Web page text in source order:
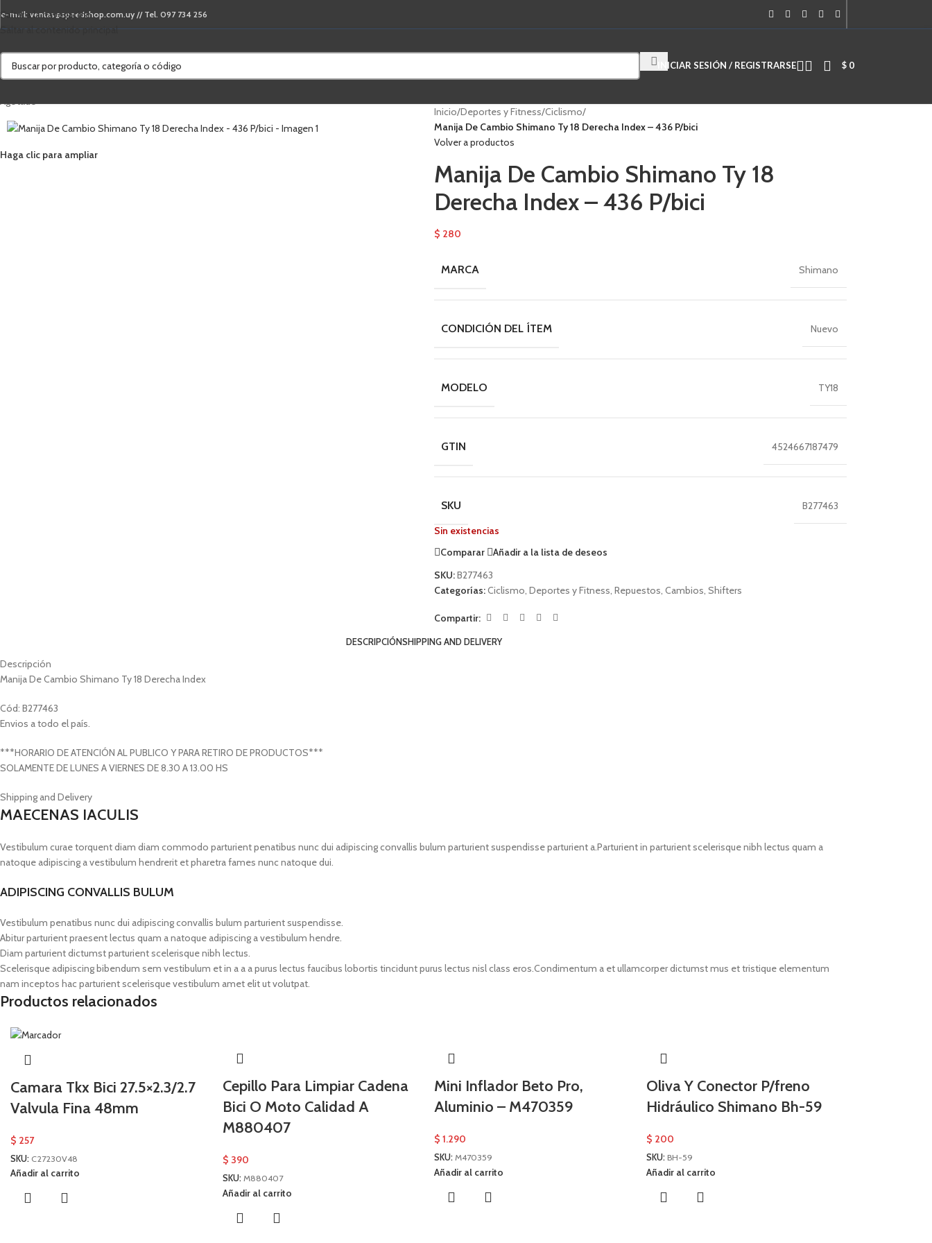
Saltar a la navegación
Saltar al contenido principal
e-mail: ventas@speedshop.com.uy // Tel. 097 734 256
Cuando hay resultados autocompletados, puedes utilizar las
INICIAR SESIÓN / REGISTRARSE $ 0
Agotado
Haga clic para ampliar
Inicio/Deportes y Fitness/Ciclismo/
Manija De Cambio Shimano Ty 18 Derecha Index – 436 P/bici
Volver a productos
Manija De Cambio Shimano Ty 18
Derecha Index – 436 P/bici
$ 280
MARCA Shimano
CONDICIÓN DEL ÍTEM Nuevo
MODELO TY18
GTIN 4524667187479
SKU
B277463
Sin existencias
Comparar
Añadir a la lista de deseos
SKU:B277463
Categorías:Ciclismo, Deportes y Fitness, Repuestos, Cambios, Shifters
Compartir:
DESCRIPCIÓNSHIPPING AND DELIVERY
Descripción
Manija De Cambio Shimano Ty 18 Derecha Index
Cód: B277463
Envios a todo el país.
***HORARIO DE ATENCIÓN AL PUBLICO Y PARA RETIRO DE PRODUCTOS***
SOLAMENTE DE LUNES A VIERNES DE 8.30 A 13.00 HS
Shipping and Delivery
MAECENAS IACULIS
Vestibulum curae torquent diam diam commodo parturient penatibus nunc dui adipiscing convallis bulum parturient suspendisse parturient a.Parturient in parturient scelerisque nibh lectus quam a
natoque adipiscing a vestibulum hendrerit et pharetra fames nunc natoque dui.
ADIPISCING CONVALLIS BULUM
Vestibulum penatibus nunc dui adipiscing convallis bulum parturient suspendisse.
Abitur parturient praesent lectus quam a natoque adipiscing a vestibulum hendre.
Diam parturient dictumst parturient scelerisque nibh lectus.
Scelerisque adipiscing bibendum sem vestibulum et in a a a purus lectus faucibus lobortis tincidunt purus lectus nisl class eros.Condimentum a et ullamcorper dictumst mus et tristique elementum
nam inceptos hac parturient scelerisque vestibulum amet elit ut volutpat.
Productos relacionados
Camara Tkx Bici 27.5×2.3/2.7
Valvula Fina 48mm
$ 257
SKU: C27230V48
Añadir al carrito
Cepillo Para Limpiar Cadena
Bici O Moto Calidad A
M880407
$ 390
SKU: M880407
Añadir al carrito
Mini Inflador Beto Pro,
Aluminio – M470359
$ 1.290
SKU: M470359
Añadir al carrito
Oliva Y Conector P/freno
Hidráulico Shimano Bh-59
$ 200
SKU: BH-59
Añadir al carrito